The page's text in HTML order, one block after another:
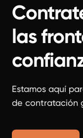
las
Estamos aquí
de contratación